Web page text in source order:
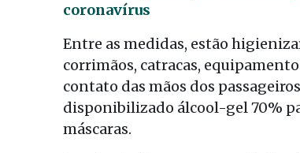
coronavírus
Entre as medidas, estão
corrimãos, catracas,
contato das mãos dos
disponibilizado álcool-gel 70%
máscaras.